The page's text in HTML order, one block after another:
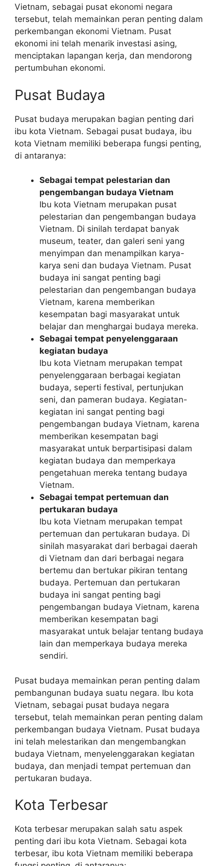
Vietnam, sebagai pusat ekonomi negara
tersebut, telah memainkan peran penting dalam
perkembangan ekonomi Vietnam. Pusat
ekonomi ini telah menarik investasi asing,
menciptakan lapangan kerja, dan mendorong
pertumbuhan ekonomi.
Pusat Budaya
Pusat budaya merupakan bagian penting dari
ibu kota Vietnam. Sebagai pusat budaya, ibu
kota Vietnam memiliki beberapa fungsi penting,
di antaranya:
Sebagai tempat pelestarian dan
pengembangan budaya Vietnam
Ibu kota Vietnam merupakan pusat
pelestarian dan pengembangan budaya
Vietnam. Di sinilah terdapat banyak
museum, teater, dan galeri seni yang
menyimpan dan menampilkan karya-
karya seni dan budaya Vietnam. Pusat
budaya ini sangat penting bagi
pelestarian dan pengembangan budaya
Vietnam, karena memberikan
kesempatan bagi masyarakat untuk
belajar dan menghargai budaya mereka.
Sebagai tempat penyelenggaraan
kegiatan budaya
Ibu kota Vietnam merupakan tempat
penyelenggaraan berbagai kegiatan
budaya, seperti festival, pertunjukan
seni, dan pameran budaya. Kegiatan-
kegiatan ini sangat penting bagi
pengembangan budaya Vietnam, karena
memberikan kesempatan bagi
masyarakat untuk berpartisipasi dalam
kegiatan budaya dan memperkaya
pengetahuan mereka tentang budaya
Vietnam.
Sebagai tempat pertemuan dan
pertukaran budaya
Ibu kota Vietnam merupakan tempat
pertemuan dan pertukaran budaya. Di
sinilah masyarakat dari berbagai daerah
di Vietnam dan dari berbagai negara
bertemu dan bertukar pikiran tentang
budaya. Pertemuan dan pertukaran
budaya ini sangat penting bagi
pengembangan budaya Vietnam, karena
memberikan kesempatan bagi
masyarakat untuk belajar tentang budaya
lain dan memperkaya budaya mereka
sendiri.
Pusat budaya memainkan peran penting dalam
pembangunan budaya suatu negara. Ibu kota
Vietnam, sebagai pusat budaya negara
tersebut, telah memainkan peran penting dalam
perkembangan budaya Vietnam. Pusat budaya
ini telah melestarikan dan mengembangkan
budaya Vietnam, menyelenggarakan kegiatan
budaya, dan menjadi tempat pertemuan dan
pertukaran budaya.
Kota Terbesar
Kota terbesar merupakan salah satu aspek
penting dari ibu kota Vietnam. Sebagai kota
terbesar, ibu kota Vietnam memiliki beberapa